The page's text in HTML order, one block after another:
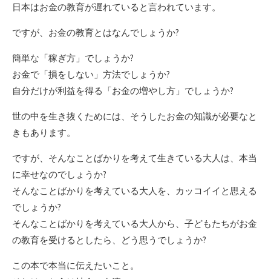
日本はお金の教育が遅れていると言われています。
ですが、お金の教育とはなんでしょうか?
簡単な「稼ぎ方」でしょうか?
お金で「損をしない」方法でしょうか?
自分だけが利益を得る「お金の増やし方」でしょうか?
世の中を生き抜くためには、そうしたお金の知識が必要なと
きもあります。
ですが、そんなことばかりを考えて生きている大人は、本当
に幸せなのでしょうか?
そんなことばかりを考えている大人を、カッコイイと思える
でしょうか?
そんなことばかりを考えている大人から、子どもたちがお金
の教育を受けるとしたら、どう思うでしょうか?
この本で本当に伝えたいこと。